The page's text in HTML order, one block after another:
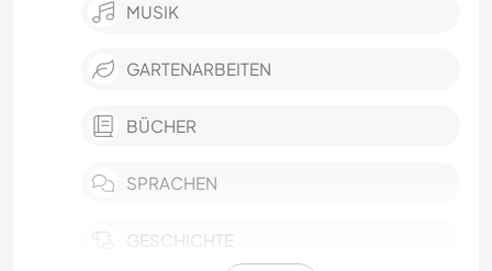
MUSIK
GARTENARBEITEN
BÜCHER
SPRACHEN
GESCHICHTE